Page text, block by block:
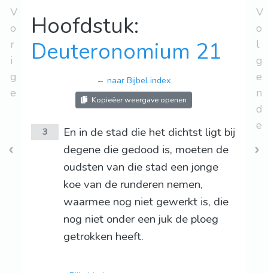
V
o
r
i
g
e
Hoofdstuk:
Deuteronomium 21
← naar Bijbel index
Kopieëer weergave openen
3
En in de stad die het dichtst ligt bij
degene die gedood is, moeten de
oudsten van die stad een jonge
koe van de runderen nemen,
waarmee nog niet gewerkt is, die
nog niet onder een juk de ploeg
getrokken heeft.
V
o
l
g
e
n
d
e